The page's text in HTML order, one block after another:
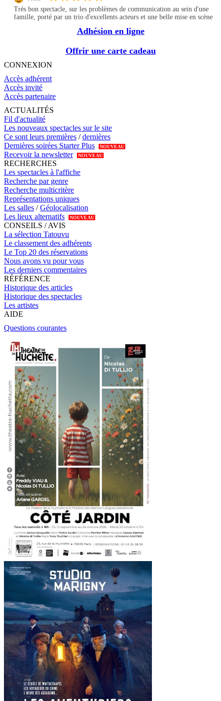
Très bon spectacle, sur les problèmes de communication au sein d'une
famille, porté par un trio d'excellents acteurs et une belle mise en scène
Adhésion en ligne
Offrir une carte cadeau
CONNEXION
Accès adhérent
Accès invité
Accès partenaire
ACTUALITÉS
Fil d'actualité
Les nouveaux spectacles sur le site
Ce sont leurs premières /dernières
Dernières soirées Starter Plus
NOUVEAU
Recevoir la newsletter NOUVEAU
RECHERCHES
Les spectacles à l'affiche
Recherche par genre
Recherche multicritère
Représentations uniques
Les salles /Géolocalisation
Les lieux alternatifs
NOUVEAU
CONSEILS / AVIS
La sélection Tatouvu
Le classement des adhérents
Le Top 20 des réservations
Nous avons vu pour vous
Les derniers commentaires
RÉFÉRENCE
Historique des articles
Historique des spectacles
Les artistes
AIDE
Questions courantes